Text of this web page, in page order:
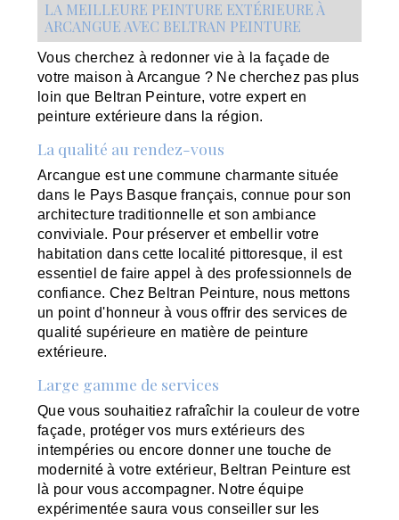
LA MEILLEURE PEINTURE EXTÉRIEURE À
ARCANGUE AVEC BELTRAN PEINTURE
Vous cherchez à redonner vie à la façade de
votre maison à Arcangue ? Ne cherchez pas plus
loin que Beltran Peinture, votre expert en
peinture extérieure dans la région.
La qualité au rendez-vous
Arcangue est une commune charmante située
dans le Pays Basque français, connue pour son
architecture traditionnelle et son ambiance
conviviale. Pour préserver et embellir votre
habitation dans cette localité pittoresque, il est
essentiel de faire appel à des professionnels de
confiance. Chez Beltran Peinture, nous mettons
un point d'honneur à vous offrir des services de
qualité supérieure en matière de peinture
extérieure.
Large gamme de services
Que vous souhaitiez rafraîchir la couleur de votre
façade, protéger vos murs extérieurs des
intempéries ou encore donner une touche de
modernité à votre extérieur, Beltran Peinture est
là pour vous accompagner. Notre équipe
expérimentée saura vous conseiller sur les